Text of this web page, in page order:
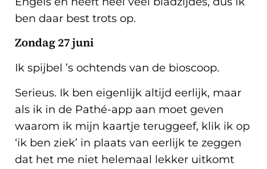
ben daar best trots op.
Zondag 27 juni
Ik spijbel ’s ochtends van de bioscoop.
Serieus. Ik ben eigenlijk altijd eerlijk, maar
als ik in de Pathé-app aan moet geven
waarom ik mijn kaartje teruggeef, klik ik op
‘ik ben ziek’ in plaats van eerlijk te zeggen
dat het me niet helemaal lekker uitkomt